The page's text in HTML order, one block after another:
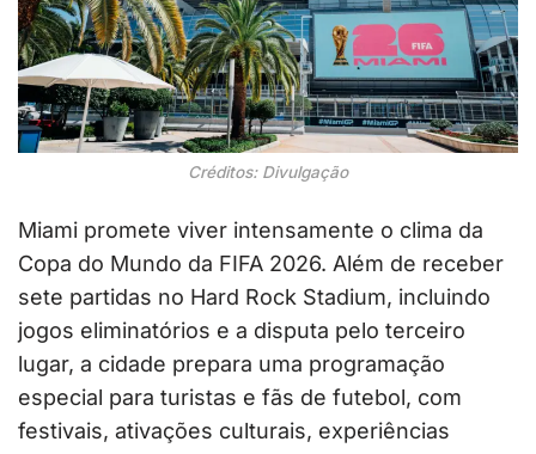
Créditos: Divulgação
Miami promete viver intensamente o clima da
Copa do Mundo da FIFA 2026. Além de receber
sete partidas no Hard Rock Stadium, incluindo
jogos eliminatórios e a disputa pelo terceiro
lugar, a cidade prepara uma programação
especial para turistas e fãs de futebol, com
festivais, ativações culturais, experiências